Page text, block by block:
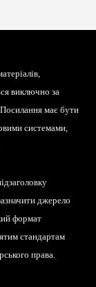
виключно за
має бути
системами,
джерело
формат
стандартам
права.